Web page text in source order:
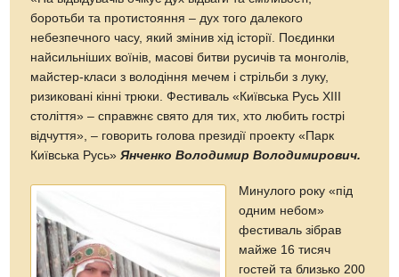
боротьби та протистояння – дух того далекого
небезпечного часу, який змінив хід історії. Поєдинки
найсильніших воїнів, масові битви русичів та монголів,
майстер-класи з володіння мечем і стрільби з луку,
ризиковані кінні трюки. Фестиваль «Київська Русь XIII
століття» – справжнє свято для тих, хто любить гострі
відчуття», – говорить голова президії проекту «Парк
Київська Русь»Янченко Володимир Володимирович.
Минулого року «під
одним небом»
фестиваль зібрав
майже 16 тисяч
гостей та близько 200